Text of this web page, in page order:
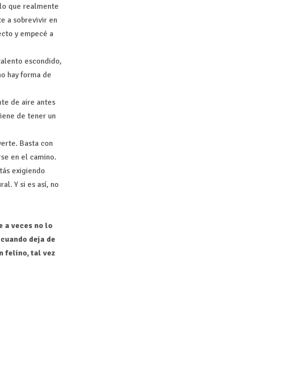
que realmente
a sobrevivir en
y empecé a
escondido,
hay forma de
de aire antes
de tener un
Basta con
en el camino.
exigiendo
Y si es así, no
a veces no lo
deja de
felino, tal vez